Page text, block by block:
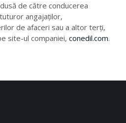
de către conducerea
angajaților,
de afaceri sau a altor terți,
site-ul companiei, conedil.com.